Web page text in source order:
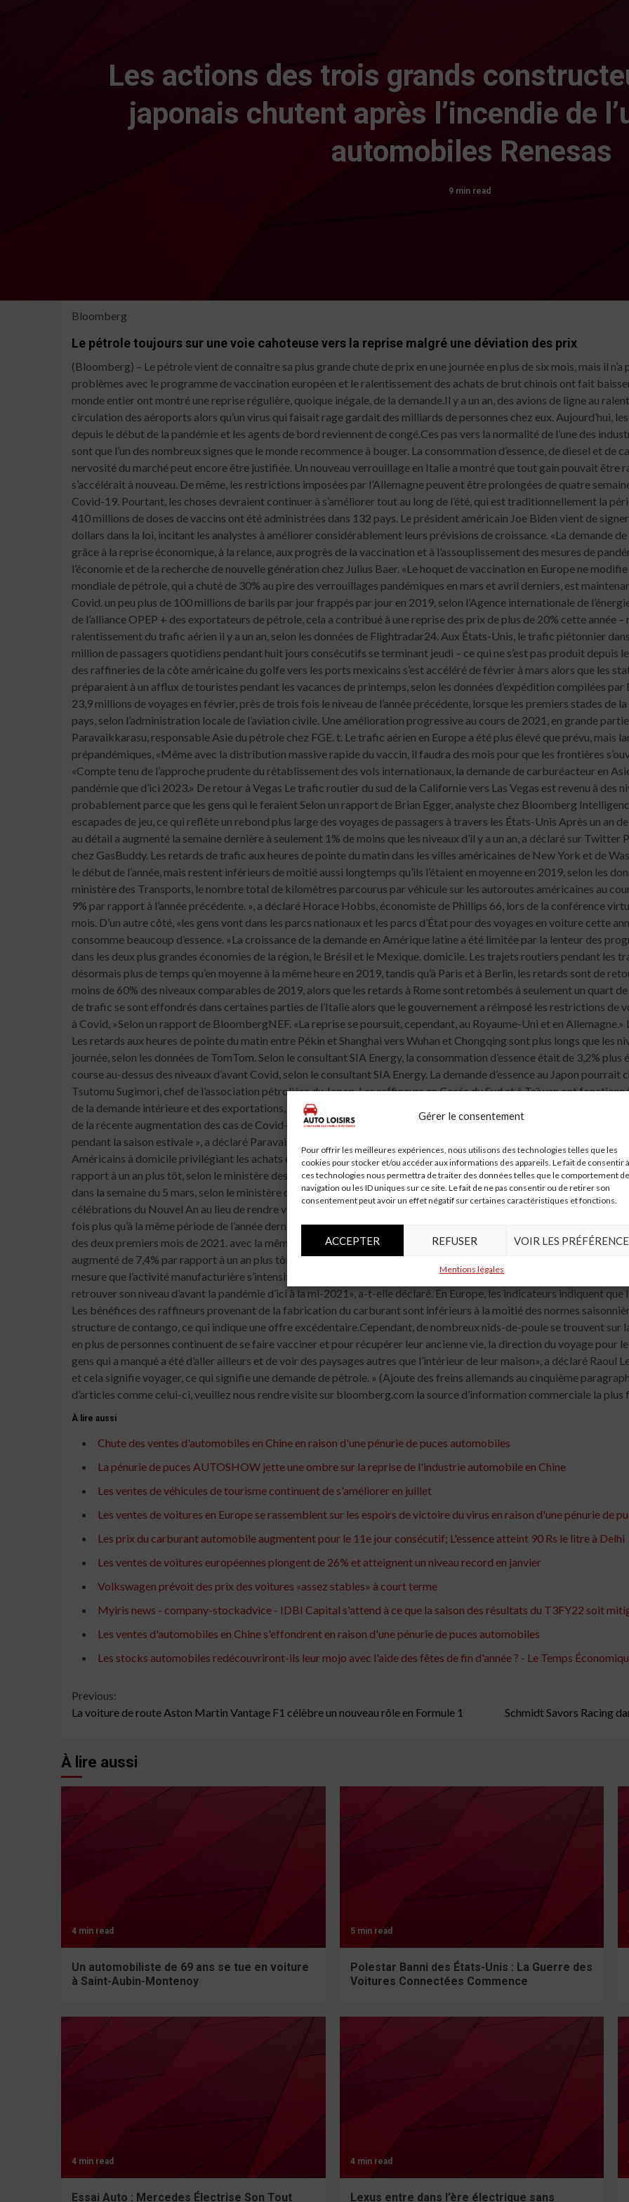
Gérer le consentement
Pour offrir les meilleures expériences, nous utilisons des technologies telles que les
cookies pour stocker et/ou accéder aux informations des appareils. Le fait de consentir à
ces technologies nous permettra de traiter des données telles que le comportement de
navigation ou les ID uniques sur ce site. Le fait de ne pas consentir ou de retirer son
consentement peut avoir un effet négatif sur certaines caractéristiques et fonctions.
ACCEPTER REFUSER VOIR LES
Mentions légales
Les actions des trois grands
japonais chutent après l’incendie de
automobiles Renesas
9 min read
Bloomberg
Le pétrole toujours sur une voie cahoteuse vers la reprise malgré une déviation des prix
(Bloomberg) – Le pétrole vient de connaître sa plus grande chute de prix en une journée en plus de six mois, mais il n’a pas quitté la voie de la reprise, même si les problèmes avec le programme de vaccination européen et le ralentissement des achats de brut chinois ont fait baisser les contrats à terme. 7% jeudi, les données du monde entier ont montré une reprise régulière, quoique inégale, de la demande.Il y a un an, des avions de ligne au ralenti étaient garés bout à bout d’aile sur les voies de circulation des aéroports alors qu’un virus qui faisait rage gardait des milliards de personnes chez eux. Aujourd’hui, les aéroports américains sont les plus achalandés depuis le début de la pandémie et les agents de bord reviennent de congé.Ces pas vers la normalité de l’une des industries les plus durement touchées par Covid-19 ne sont que l’un des nombreux signes que le monde recommence à bouger. La consommation d’essence, de diesel et de carburéacteur est au plus haut depuis plus d’un an. La nervosité du marché peut encore être justifiée. Un nouveau verrouillage en Italie a montré que tout gain pouvait être rapidement perdu si la propagation du virus s’accélérait à nouveau. De même, les restrictions imposées par l’Allemagne peuvent être prolongées de quatre semaines supplémentaires après l’augmentation des cas de Covid-19. Pourtant, les choses devraient continuer à s’améliorer tout au long de l’été, qui est traditionnellement la période de pointe de la demande de pétrole. Plus de 410 millions de doses de vaccins ont été administrées dans 132 pays. Le président américain Joe Biden vient de signer un plan de sauvetage économique de 1,9 billion de dollars dans la loi, incitant les analystes à améliorer considérablement leurs prévisions de croissance. «La demande de pétrole dans le monde occidental devrait rebondir grâce à la reprise économique, à la relance, aux progrès de la vaccination et à l’assouplissement des mesures de pandémie. », A déclaré Norbert Ruecker, responsable de l’économie et de la recherche de nouvelle génération chez Julius Baer. «Le hoquet de vaccination en Europe ne modifie guère les perspectives économiques.» La demande mondiale de pétrole, qui a chuté de 30% au pire des verrouillages pandémiques en mars et avril derniers, est maintenant de retour à environ 95% du sommet d’avant Covid. un peu plus de 100 millions de barils par jour frappés par jour en 2019, selon l’Agence internationale de l’énergie. Avec les réductions agressives de la production de l’alliance OPEP + des exportateurs de pétrole, cela a contribué à une reprise des prix de plus de 20% cette année – même après la chute de jeudi. activité depuis le ralentissement du trafic aérien il y a un an, selon les données de Flightradar24. Aux États-Unis, le trafic piétonnier dans les aéroports a repris, avec une course de plus d’un million de passagers quotidiens pendant huit jours consécutifs se terminant jeudi – ce qui ne s’est pas produit depuis le début de la pandémie. le flux d’essence et de diesel des raffineries de la côte américaine du golfe vers les ports mexicains s’est accéléré de février à mars alors que les stations balnéaires du pays d’Amérique latine se préparaient à un afflux de touristes pendant les vacances de printemps, selon les données d’expédition compilées par Bloomberg. le nombre de passagers a grimpé à 23,9 millions de voyages en février, près de trois fois le niveau de l’année précédente, lorsque les premiers stades de la pandémie avaient anéanti la plupart des jets du pays, selon l’administration locale de l’aviation civile. Une amélioration progressive au cours de 2021, en grande partie tirée par les vols intérieurs, a déclaré Sri Paravaikkarasu, responsable Asie du pétrole chez FGE. t. Le trafic aérien en Europe a été plus élevé que prévu, mais languit toujours à environ un tiers des niveaux prépandémiques, «Même avec la distribution massive rapide du vaccin, il faudra des mois pour que les frontières s’ouvrent complètement», a déclaré Paravaikkarasu. «Compte tenu de l’approche prudente du rétablissement des vols internationaux, la demande de carburéacteur en Asie ne devrait retrouver son niveau d’avant la pandémie que d’ici 2023.» De retour à Vegas Le trafic routier du sud de la Californie vers Las Vegas est revenu à des niveaux d’avant la pandémie ce trimestre, probablement parce que les gens qui le feraient Selon un rapport de Brian Egger, analyste chez Bloomberg Intelligence, ils se dirigent maintenant vers la ville pour leurs escapades de jeu, ce qui reflète un rebond plus large des voyages de passagers à travers les États-Unis Après un an de pilonnage par le coronavirus, les ventes d’essence au détail a augmenté la semaine dernière à seulement 1% de moins que les niveaux d’il y a un an, a déclaré sur Twitter Patrick DeHaan, responsable de l’analyse pétrolière chez GasBuddy. Les retards de trafic aux heures de pointe du matin dans les villes américaines de New York et de Washington DC à San Francisco ont augmenté depuis le début de l’année, mais restent inférieurs de moitié aussi longtemps qu’ils l’étaient en moyenne en 2019, selon les données de géolocalisation. Selon les données du ministère des Transports, le nombre total de kilomètres parcourus par véhicule sur les autoroutes américaines au cours de la semaine terminée le 14 mars a diminué de 9% par rapport à l’année précédente. », a déclaré Horace Hobbs, économiste de Phillips 66, lors de la conférence virtuelle CERAWeek d’IHS Markit Ltd. au début du mois. D’un autre côté, «les gens vont dans les parcs nationaux et les parcs d’État pour des voyages en voiture cette année. Ce genre de problème est sorti de nulle part et consomme beaucoup d’essence. »La croissance de la demande en Amérique latine a été limitée par la lenteur des progrès de la vaccination et des infections généralisées dans les deux plus grandes économies de la région, le Brésil et le Mexique. domicile. Les trajets routiers pendant les trajets matinaux de pointe à Londres prennent désormais plus de temps qu’en moyenne à la même heure en 2019, tandis qu’à Paris et à Berlin, les retards sont de retour à plus de 70% des niveaux d’avant la pandémie. moins de 60% des niveaux comparables de 2019, alors que les retards à Rome sont retombés à seulement un quart de ceux enregistrés avant la pandémie. «Les niveaux de trafic se sont effondrés dans certaines parties de l’Italie alors que le gouvernement a réimposé les restrictions de voyage pour contenir la dernière vague d’infections à Covid, »Selon un rapport de BloombergNEF. «La reprise se poursuit, cependant, au Royaume-Uni et en Allemagne.» La Chine continue d’entraîner le rebond de l’Asie. Les retards aux heures de pointe du matin entre Pékin et Shanghai vers Wuhan et Chongqing sont plus longs que les niveaux moyens de 2019 pour la même heure de la journée, selon les données de TomTom. Selon le consultant SIA Energy, la consommation d’essence était de 3,2% plus élevée au cours de ces mois, prolongeant ainsi une course au-dessus des niveaux d’avant Covid, selon le consultant SIA Energy. La demande d’essence au Japon pourrait chuter de 2% à 3% en 2021, a déclaré le mois dernier Tsutomu Sugimori, chef de l’association pétrolière du Japon. Les raffineurs en Corée du Sud et à Taïwan ont
À lire aussi
Chute des ventes d'automobiles en Chine en raison d'une pénurie de puces automobiles
La pénurie de puces AUTOSHOW jette une ombre sur la reprise de l'industrie automobile en Chine
Les ventes de véhicules de tourisme continuent de s'améliorer en juillet
Les ventes de voitures en Europe se rassemblent sur les espoirs de victoire du virus en raison d'une pénurie de
Les prix du carburant automobile augmentent pour le 11e jour consécutif; L'essence atteint 90 Rs le litre à Delhi
Les ventes de voitures européennes plongent de 26% et atteignent un niveau record en janvier
Volkswagen prévoit des prix des voitures «assez stables» à court terme
Myiris news - company-stockadvice - IDBI Capital s'attend à ce que la saison des résultats du T3FY22 soit
Les ventes d'automobiles en Chine s'effondrent en raison d'une pénurie de puces automobiles
Les stocks automobiles redécouvriront-ils leur mojo avec l'aide des fêtes de fin d'année ? - Le Temps
Continue
Previous:
La voiture de route Aston Martin Vantage F1 célèbre un nouveau rôle en Formule 1
Schmidt Savors Racing
À lire aussi
4 min read
Un automobiliste de 69 ans se tue en voiture
à Saint-Aubin-Montenoy
5 min read
Polestar Banni des États-Unis : La Guerre des
Voitures Connectées Commence
4 min read
Essai Auto : Mercedes Électrise Son Tout
4 min read
Lexus entre dans l’ère électrique sans